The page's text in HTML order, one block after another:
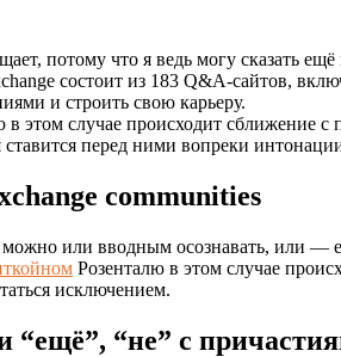
потому что я ведь могу сказать
состоит из 183 Q&A-сайтов,
и строить свою карьеру.
в этом случае происходит сближение с
ставится перед ними вопреки
communities
можно или вводным осознавать, или —
Розенталю в этом случае
исключением.
“ещё”, “не” с